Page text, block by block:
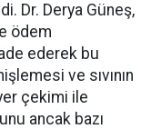
Dr. Derya Güneş,
ödem
ederek bu
ve sıvının
çekimi ile
ancak bazı